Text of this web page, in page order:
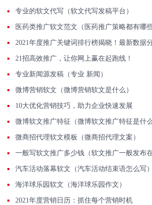
专业的软文代写（软文代写发稿平台）
医药类推广软文范文（医药推广策略都有哪些
21招高效推广，让你网上赢在起跑线！
专业新闻源发稿（专业 新闻）
微博营销软文（微博营销软文是什么）
10大优化营销技巧，助力企业快速发展
微博软文推广特征（微博软文推广特征是什么
微商招代理软文模板（微商招代理文案）
汽车活动落幕软文（汽车活动结束语怎么写）
海洋球乐园软文（海洋球乐园作文）
2021年度营销日历：抓住每个营销时机